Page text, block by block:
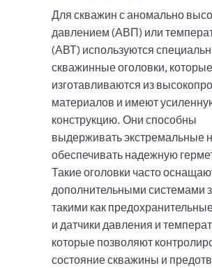
Для скважин с аномально
давлением (АВП) или
(АВТ) используются
скважинные оголовки, которые
изготавливаются из
материалов и имеют
конструкцию. Они способны
выдерживать экстремальные
обеспечивать надежную
Такие оголовки часто
дополнительными системами
такими как
и датчики давления и
которые позволяют
состояние скважины и